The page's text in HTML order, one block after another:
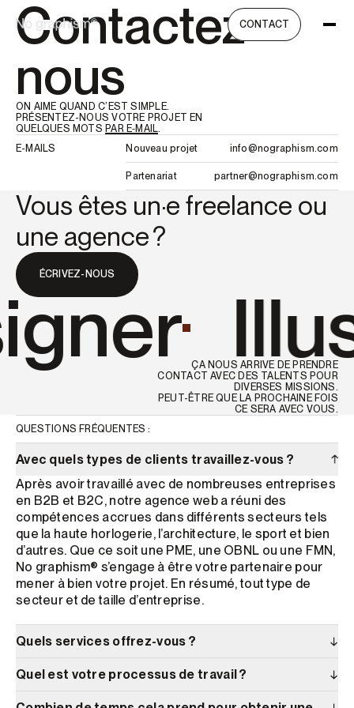
CONTACT
Contactez-
nous
ON AIME QUAND C’EST SIMPLE.
PRÉSENTEZ-NOUS VOTRE PROJET EN
QUELQUES MOTS PAR E‑MAIL.
E-MAILS
Nouveau projet info@nographism.com
Partenariat partner@nographism.com
ÇA NOUS ARRIVE DE PRENDRE
CONTACT AVEC DES TALENTS POUR
DIVERSES MISSIONS.
PEUT-ÊTRE QUE LA PROCHAINE FOIS
CE SERA AVEC VOUS.
Vous êtes un·e freelance ou
une agence?
ÉCRIVEZ-NOUS
QUESTIONS FRÉQUENTES :
Avec quels types de clients travaillez-vous ?
↓
Après avoir travaillé avec de nombreuses entreprises
en B2B et B2C, notre agence web a réuni des
compétences accrues dans différents secteurs tels
que la haute horlogerie, l’architecture, le sport et bien
d’autres. Que ce soit une PME, une OBNL ou une FMN,
No graphism® s’engage à être votre partenaire pour
mener à bien votre projet. En résumé, tout type de
secteur et de taille d’entreprise.
Quels services offrez-vous ? ↓
Quel est votre processus de travail ? ↓
Nous sommes à un e‑mail de
distance.